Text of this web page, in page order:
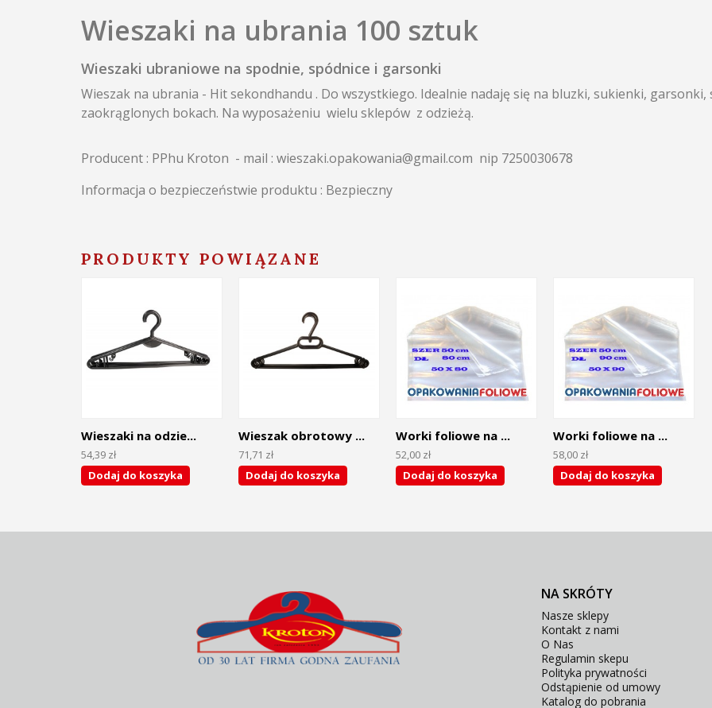
Wieszaki na ubrania 100 sztuk
Wieszaki ubraniowe na spodnie, spódnice i garsonki
Wieszak na ubrania - Hit sekondhandu . Do wszystkiego. Idealnie nadaję się na bluzki, sukienki,
zaokrąglonych bokach. Na wyposażeniu wielu sklepów z odzieżą.
Producent : PPhu Kroton - mail : wieszaki.opakowania@gmail.com nip 7250030678
Informacja o bezpieczeństwie produktu : Bezpieczny
PRODUKTY POWIĄZANE
Wieszaki na odzie...
54,39 zł
Dodaj do koszyka
Wieszak obrotowy ...
71,71 zł
Dodaj do koszyka
Worki foliowe na ...
52,00 zł
Dodaj do koszyka
Worki foliowe na ...
58,00 zł
Dodaj do koszyka
NA SKRÓTY
Nasze sklepy
Kontakt z nami
O Nas
Regulamin skepu
Polityka prywatności
Odstąpienie od umowy
Katalog do pobrania